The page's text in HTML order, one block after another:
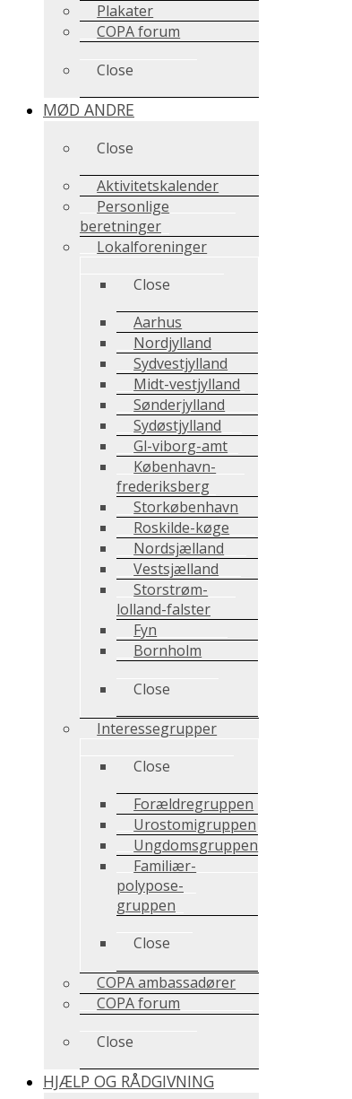
Plakater
COPA forum
Close
MØD ANDRE
Close
Aktivitetskalender
Personlige
beretninger
Lokalforeninger
Close
Aarhus
Nordjylland
Sydvestjylland
Midt-vestjylland
Sønderjylland
Sydøstjylland
Gl-viborg-amt
København-
frederiksberg
Storkøbenhavn
Roskilde-køge
Nordsjælland
Vestsjælland
Storstrøm-
lolland-falster
Fyn
Bornholm
Close
Interessegrupper
Close
Forældregruppen
Urostomigruppen
Ungdomsgruppen
Familiær-
polypose-
gruppen
Close
COPA ambassadører
COPA forum
Close
HJÆLP OG RÅDGIVNING